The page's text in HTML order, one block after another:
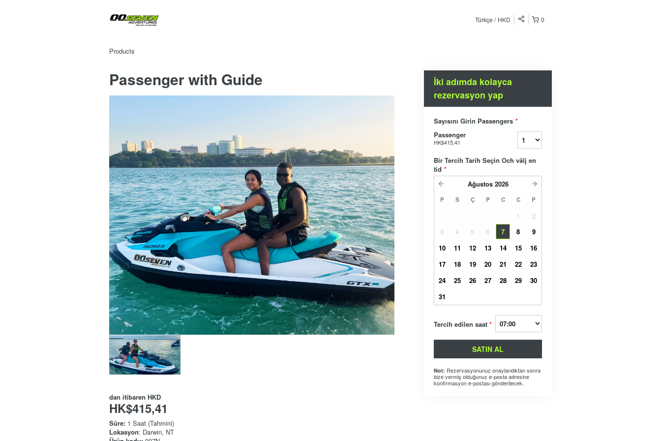
0
Türkçe HKD
Products
Passenger with Guide
dan itibaren HKD
HK$415,41
Süre: 1 Saat (Tahmini)
Lokasyon: Darwin, NT
İki adımda kolayca
rezervasyon yap
Sayısını Girin Passengers *
Passenger
HK$415,41
Bir Tercih Tarih Seçin Och välj en
tid *
Ağustos 2026
P S Ç P C C P
1
2
3
4 5 6 7 8
9
10
11 12 13 14 15
16
17
18 19 20 21 22
23
24
25 26 27 28 29
30
31
Tercih edilen saat *
SATIN AL
Not: Rezervasyonunuz onaylandıktan sonra
bize vermiş olduğunuz e-posta adresine
konfirmasyon e-postası gönderilecek.